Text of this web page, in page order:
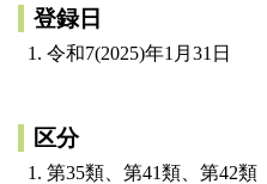
登録日
令和7(2025)年1月31日
区分
第35類、第41類、第42類